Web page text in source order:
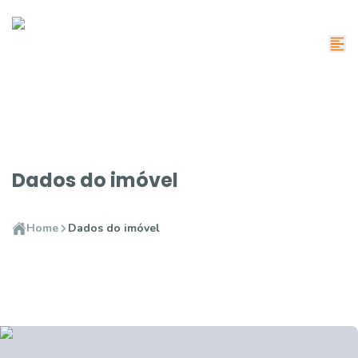
Dados do imóvel
Home Dados do imóvel